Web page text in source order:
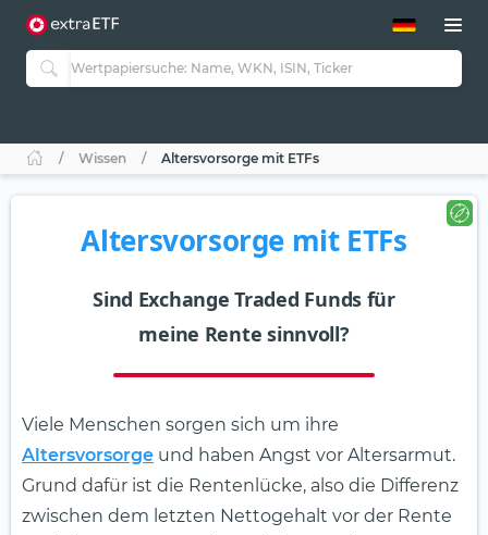
ETF-Guide 2.0
Guide Aktive ETFs
ETF-Sparpläne
Wissen Altersvorsorge mit ETFs
Altersvorsorge mit ETFs
Sind Exchange Traded Funds für
meine Rente sinnvoll?
Viele Menschen sorgen sich um ihre
Altersvorsorge und haben Angst vor Altersarmut.
Grund dafür ist die Rentenlücke, also die Differenz
zwischen dem letzten Nettogehalt vor der Rente